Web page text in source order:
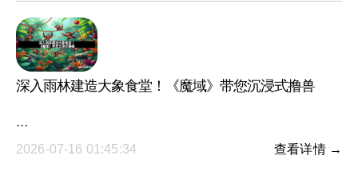
深入雨林建造大象食堂！《魔域》带您沉浸式撸兽
···
2026-07-16 01:45:34
查看详情 →